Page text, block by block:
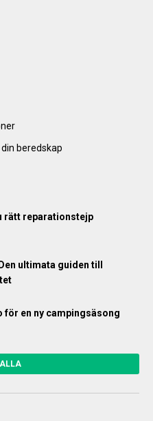
beredskap
rätt reparationstejp
ultimata guiden till
för en ny campingsäsong